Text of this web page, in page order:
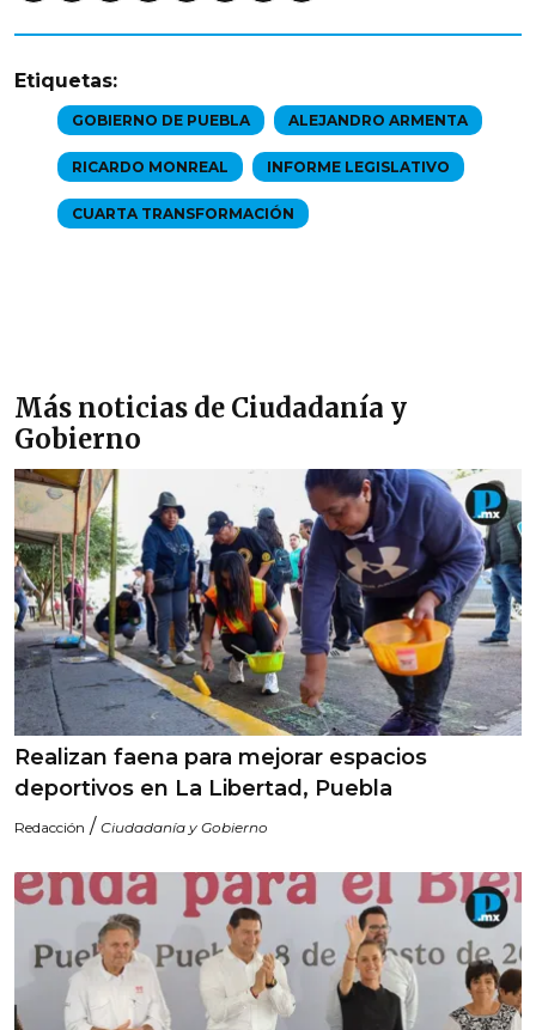
Etiquetas:
GOBIERNO DE PUEBLA ALEJANDRO ARMENTA
RICARDO MONREAL INFORME LEGISLATIVO
CUARTA TRANSFORMACIÓN
Más noticias de Ciudadanía y
Gobierno
Realizan faena para mejorar espacios
deportivos en La Libertad, Puebla
Redacción / Ciudadanía y Gobierno